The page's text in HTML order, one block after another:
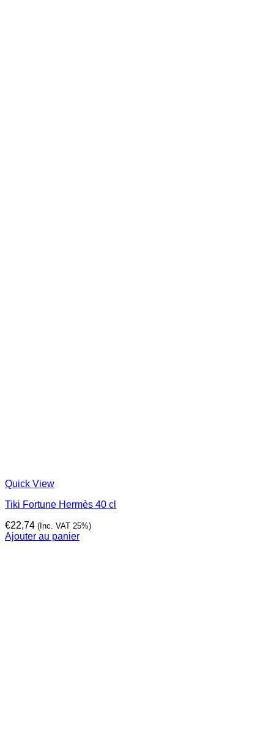
Quick View
Tiki Fortune Hermès 40 cl
€22,74 (Inc. VAT 25%)
Ajouter au panier